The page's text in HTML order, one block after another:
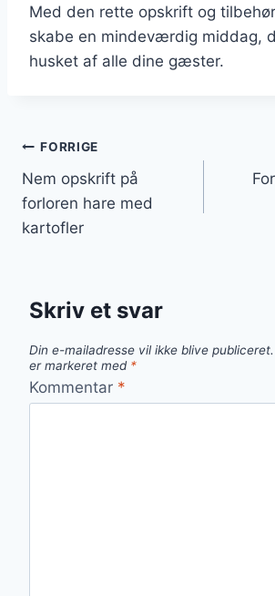
Med den rette opskrift og
skabe en mindeværdig middag,
husket af alle dine gæster.
Indlægsnavigation
FORRIGE
Nem opskrift på
forloren hare med
kartofler
Skriv et svar
Din e-mailadresse vil ikke blive publiceret.
er markeret med *
Kommentar *